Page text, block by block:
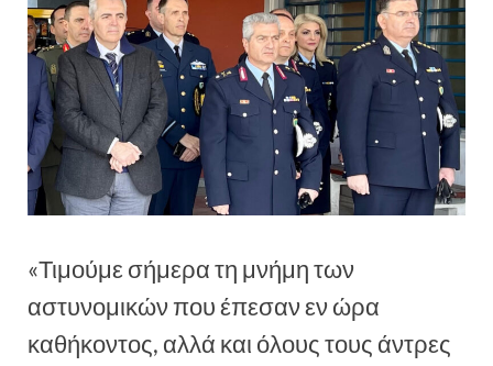
«Τιμούμε σήμερα τη μνήμη των
αστυνομικών που έπεσαν εν ώρα
καθήκοντος, αλλά και όλους τους άντρες